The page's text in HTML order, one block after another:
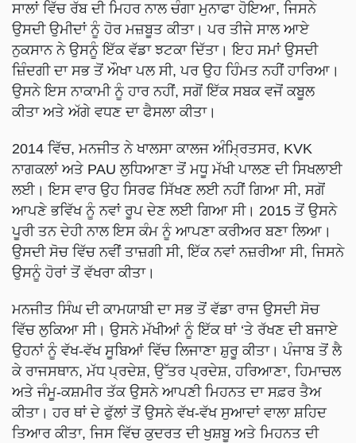
ਸਾਲਾਂ ਵਿੱਚ ਰੱਬ ਦੀ ਮਿਹਰ ਨਾਲ ਚੰਗਾ ਮੁਨਾਫਾ ਹੋਇਆ, ਜਿਸਨੇ
ਉਸਦੀ ਉਮੀਦਾਂ ਨੂੰ ਹੋਰ ਮਜ਼ਬੂਤ ਕੀਤਾ। ਪਰ ਤੀਜੇ ਸਾਲ ਆਏ
ਨੁਕਸਾਨ ਨੇ ਉਸਨੂੰ ਇੱਕ ਵੱਡਾ ਝਟਕਾ ਦਿੱਤਾ। ਇਹ ਸਮਾਂ ਉਸਦੀ
ਜ਼ਿੰਦਗੀ ਦਾ ਸਭ ਤੋਂ ਔਖਾ ਪਲ ਸੀ, ਪਰ ਉਹ ਹਿੰਮਤ ਨਹੀਂ ਹਾਰਿਆ।
ਉਸਨੇ ਇਸ ਨਾਕਾਮੀ ਨੂੰ ਹਾਰ ਨਹੀਂ, ਸਗੋਂ ਇੱਕ ਸਬਕ ਵਜੋਂ ਕਬੂਲ
ਕੀਤਾ ਅਤੇ ਅੱਗੇ ਵਧਣ ਦਾ ਫੈਸਲਾ ਕੀਤਾ।
2014 ਵਿੱਚ, ਮਨਜੀਤ ਨੇ ਖਾਲਸਾ ਕਾਲਜ ਅੰਮ੍ਰਿਤਸਰ, KVK
ਨਾਗਕਲਾਂ ਅਤੇ PAU ਲੁਧਿਆਣਾ ਤੋਂ ਮਧੂ ਮੱਖੀ ਪਾਲਣ ਦੀ ਸਿਖਲਾਈ
ਲਈ। ਇਸ ਵਾਰ ਉਹ ਸਿਰਫ ਸਿੱਖਣ ਲਈ ਨਹੀਂ ਗਿਆ ਸੀ, ਸਗੋਂ
ਆਪਣੇ ਭਵਿੱਖ ਨੂੰ ਨਵਾਂ ਰੂਪ ਦੇਣ ਲਈ ਗਿਆ ਸੀ। 2015 ਤੋਂ ਉਸਨੇ
ਪੂਰੀ ਤਨ ਦੇਹੀ ਨਾਲ ਇਸ ਕੰਮ ਨੂੰ ਆਪਣਾ ਕਰੀਅਰ ਬਣਾ ਲਿਆ।
ਉਸਦੀ ਸੋਚ ਵਿੱਚ ਨਵੀਂ ਤਾਜ਼ਗੀ ਸੀ, ਇੱਕ ਨਵਾਂ ਨਜ਼ਰੀਆ ਸੀ, ਜਿਸਨੇ
ਉਸਨੂੰ ਹੋਰਾਂ ਤੋਂ ਵੱਖਰਾ ਕੀਤਾ।
ਮਨਜੀਤ ਸਿੰਘ ਦੀ ਕਾਮਯਾਬੀ ਦਾ ਸਭ ਤੋਂ ਵੱਡਾ ਰਾਜ ਉਸਦੀ ਸੋਚ
ਵਿੱਚ ਲੁਕਿਆ ਸੀ। ਉਸਨੇ ਮੱਖੀਆਂ ਨੂੰ ਇੱਕ ਥਾਂ ‘ਤੇ ਰੱਖਣ ਦੀ ਬਜਾਏ
ਉਹਨਾਂ ਨੂੰ ਵੱਖ-ਵੱਖ ਸੂਬਿਆਂ ਵਿੱਚ ਲਿਜਾਣਾ ਸ਼ੁਰੂ ਕੀਤਾ। ਪੰਜਾਬ ਤੋਂ ਲੈ
ਕੇ ਰਾਜਸਥਾਨ, ਮੱਧ ਪ੍ਰਦੇਸ਼, ਉੱਤਰ ਪ੍ਰਦੇਸ਼, ਹਰਿਆਣਾ, ਹਿਮਾਚਲ
ਅਤੇ ਜੰਮੂ-ਕਸ਼ਮੀਰ ਤੱਕ ਉਸਨੇ ਆਪਣੀ ਮਿਹਨਤ ਦਾ ਸਫ਼ਰ ਤੈਅ
ਕੀਤਾ। ਹਰ ਥਾਂ ਦੇ ਫੁੱਲਾਂ ਤੋਂ ਉਸਨੇ ਵੱਖ-ਵੱਖ ਸੁਆਦਾਂ ਵਾਲਾ ਸ਼ਹਿਦ
ਤਿਆਰ ਕੀਤਾ, ਜਿਸ ਵਿੱਚ ਕੁਦਰਤ ਦੀ ਖੁਸ਼ਬੂ ਅਤੇ ਮਿਹਨਤ ਦੀ